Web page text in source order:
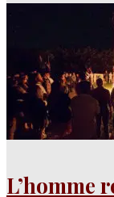
L’homme